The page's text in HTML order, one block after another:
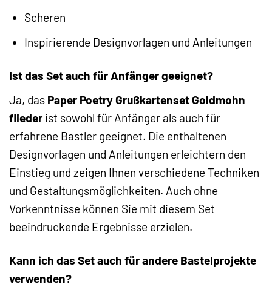
Scheren
Inspirierende Designvorlagen und Anleitungen
Ist das Set auch für Anfänger geeignet?
Ja, das Paper Poetry Grußkartenset Goldmohn
flieder ist sowohl für Anfänger als auch für
erfahrene Bastler geeignet. Die enthaltenen
Designvorlagen und Anleitungen erleichtern den
Einstieg und zeigen Ihnen verschiedene Techniken
und Gestaltungsmöglichkeiten. Auch ohne
Vorkenntnisse können Sie mit diesem Set
beeindruckende Ergebnisse erzielen.
Kann ich das Set auch für andere Bastelprojekte
verwenden?